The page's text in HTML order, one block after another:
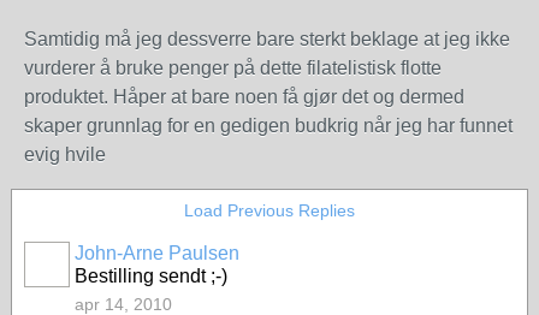
Samtidig må jeg dessverre bare sterkt beklage at jeg ikke
vurderer å bruke penger på dette filatelistisk flotte
produktet. Håper at bare noen få gjør det og dermed
skaper grunnlag for en gedigen budkrig når jeg har funnet
evig hvile
Load Previous Replies
John-Arne Paulsen
Bestilling sendt ;-)
apr 14, 2010